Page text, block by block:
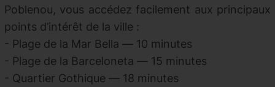
Poblenou, vous accédez facilement aux principaux
points d’intérêt de la ville :
- Plage de la Mar Bella — 10 minutes
- Plage de la Barceloneta — 15 minutes
- Quartier Gothique — 18 minutes